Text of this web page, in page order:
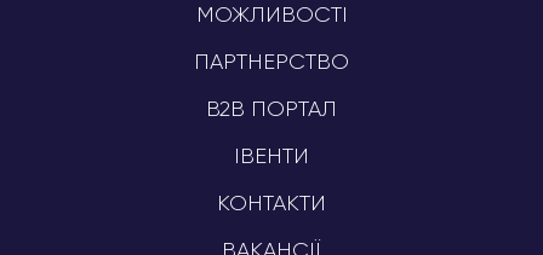
МОЖЛИВОСТІ
ПАРТНЕРСТВО
B2B ПОРТАЛ
ІВЕНТИ
КОНТАКТИ
ВАКАНСІЇ